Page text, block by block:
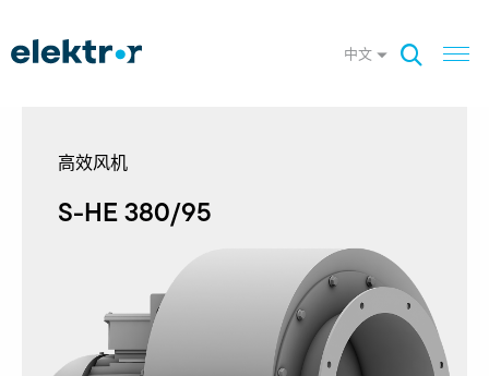
中文
高效风机
S-HE 380/95